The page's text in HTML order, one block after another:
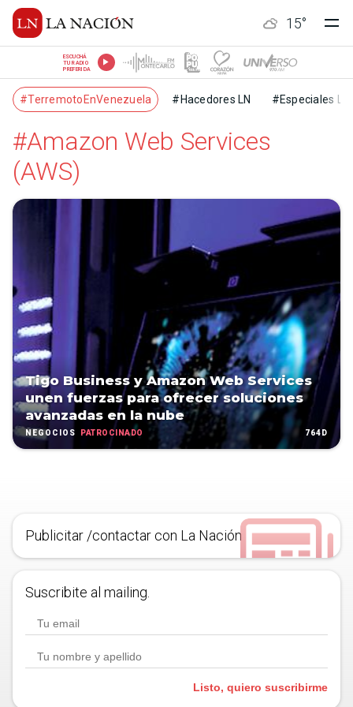
15°
ESCUCHÁ
TU RADIO
PREFERIDA
#TerremotoEnVenezuela #Hacedores LN #Especiales LN
#Amazon Web Services
(AWS)
Tigo Business y Amazon Web Services
unen fuerzas para ofrecer soluciones
avanzadas en la nube
NEGOCIOS PATROCINADO 764D
Publicitar /contactar con La Nación
Suscribite al mailing.
Listo, quiero suscribirme